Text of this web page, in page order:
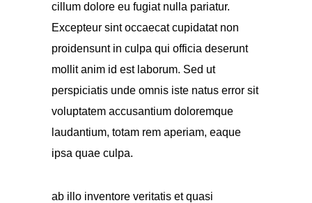
cillum dolore eu fugiat nulla pariatur.
Excepteur sint occaecat cupidatat non
proidensunt in culpa qui officia deserunt
mollit anim id est laborum. Sed ut
perspiciatis unde omnis iste natus error sit
voluptatem accusantium doloremque
laudantium, totam rem aperiam, eaque
ipsa quae culpa.
ab illo inventore veritatis et quasi